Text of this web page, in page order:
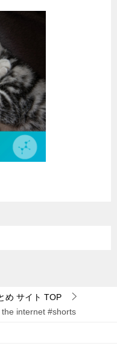
め サイト TOP
internet #shorts